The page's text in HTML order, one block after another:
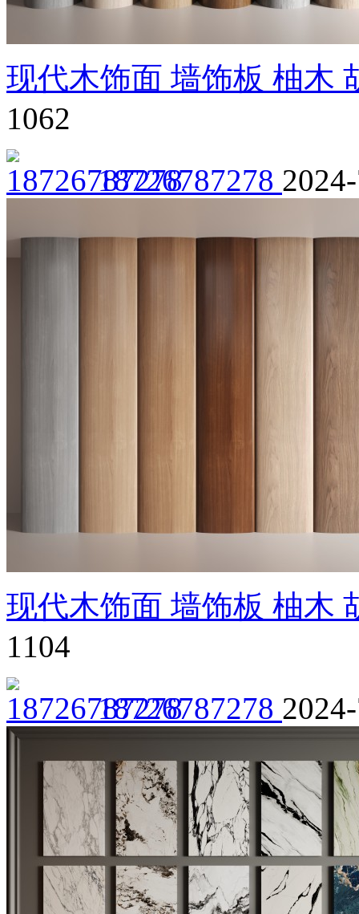
现代木饰面 墙饰板 柚木
1062
18726787278
现代木饰面 墙饰板 柚木
1104
18726787278